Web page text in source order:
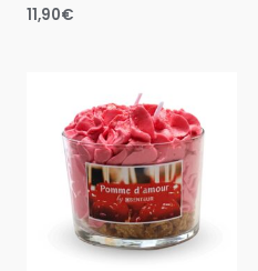
11,90€